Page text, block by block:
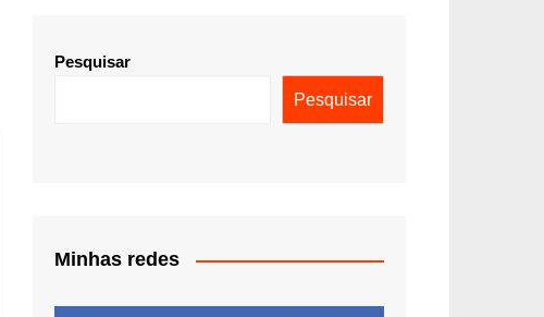
Pesquisar
Pesquisar
Minhas redes